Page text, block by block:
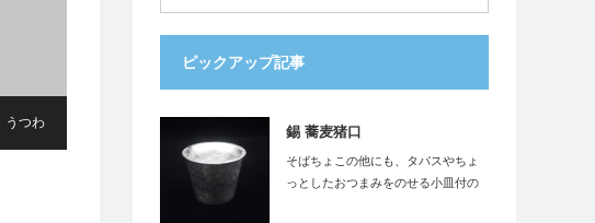
うつわ
ピックアップ記事
錫 蕎麦猪口
そばちょこの他にも、タパスやちょ
っとしたおつまみをのせる小皿付の